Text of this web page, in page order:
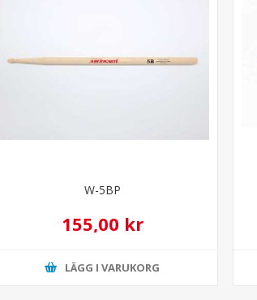
W-5BP
155,00 kr
LÄGG I VARUKORG